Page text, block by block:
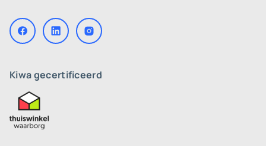
Kiwa gecertificeerd